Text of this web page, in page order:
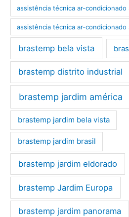
assistência técnica ar-condicionado
assistência técnica ar-condicionado
brastemp bela vista
brastemp distrito industrial
brastemp jardim américa
brastemp jardim bela vista
brastemp jardim brasil
brastemp jardim eldorado
brastemp Jardim Europa
brastemp jardim panorama